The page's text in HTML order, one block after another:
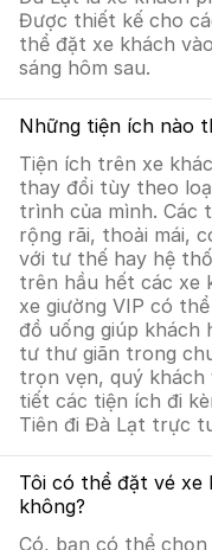
Được thiết kế cho
thể đặt xe khách
sáng hôm sau.
Những tiện ích nào
Tiện ích trên xe
thay đổi tùy theo
trình của mình. Các
rộng rãi, thoải mái,
với tư thế hay hệ
trên hầu hết các xe
xe giường VIP có
đồ uống giúp khách
tư thư giãn trong
trọn vẹn, quý khách
tiết các tiện ích đi
Tiên đi Đà Lạt trực
Tôi có thể đặt vé
không?
Có, bạn có thể